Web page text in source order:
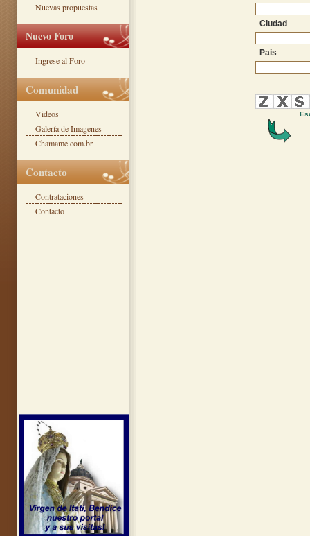
Ciudad
Pais
Nuevas propuestas
Nuevo Foro
Ingrese al Foro
Comunidad
Videos
Galería de Imagenes
Chamame.com.br
Contacto
Contrataciones
Contacto